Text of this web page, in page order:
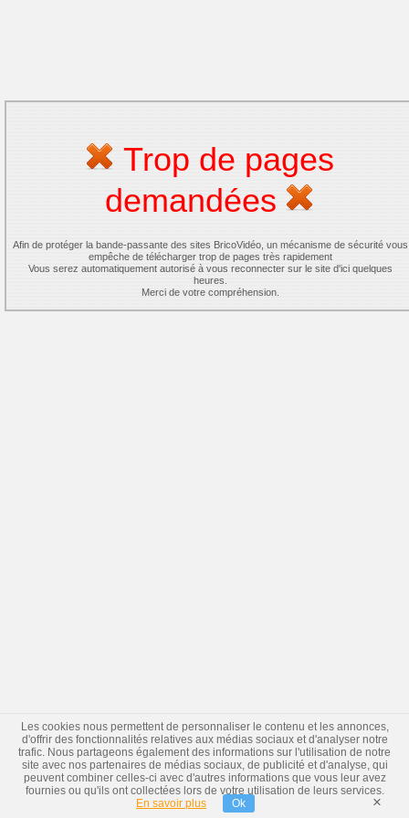
Trop de pages
demandées
Afin de protéger la bande-passante des sites BricoVidéo, un mécanisme de sécurité vous
empêche de télécharger trop de pages très rapidement
Vous serez automatiquement autorisé à vous reconnecter sur le site d'ici quelques
heures.
Merci de votre compréhension.
Les cookies nous permettent de personnaliser le contenu et les annonces,
d'offrir des fonctionnalités relatives aux médias sociaux et d'analyser notre
trafic. Nous partageons également des informations sur l'utilisation de notre
site avec nos partenaires de médias sociaux, de publicité et d'analyse, qui
peuvent combiner celles-ci avec d'autres informations que vous leur avez
fournies ou qu'ils ont collectées lors de votre utilisation de leurs services.
En savoir plus
Ok ×